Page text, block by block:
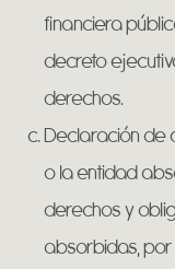
financiera
decreto
derechos.
Declaración de
o la entidad
derechos y
absorbidas,